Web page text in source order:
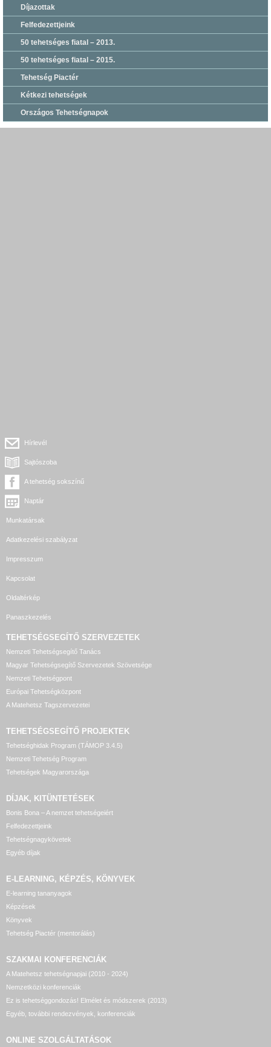
Díjazottak
Felfedezettjeink
50 tehetséges fiatal – 2013.
50 tehetséges fiatal – 2015.
Tehetség Piactér
Kétkezi tehetségek
Országos Tehetségnapok
Hírlevél
Sajtószoba
A tehetség sokszínű
Naptár
Munkatársak
Adatkezelési szabályzat
Impresszum
Kapcsolat
Oldaltérkép
Panaszkezelés
TEHETSÉGSEGÍTŐ SZERVEZETEK
Nemzeti Tehetségsegítő Tanács
Magyar Tehetségsegítő Szervezetek Szövetsége
Nemzeti Tehetségpont
Európai Tehetségközpont
A Matehetsz Tagszervezetei
TEHETSÉGSEGÍTŐ PROJEKTEK
Tehetséghidak Program (TÁMOP 3.4.5)
Nemzeti Tehetség Program
Tehetségek Magyarországa
DÍJAK, KITÜNTETÉSEK
Bonis Bona – A nemzet tehetségeiért
Felfedezettjeink
Tehetségnagykövetek
Egyéb díjak
E-LEARNING, KÉPZÉS, KÖNYVEK
E-learning tananyagok
Képzések
Könyvek
Tehetség Piactér (mentorálás)
SZAKMAI KONFERENCIÁK
A Matehetsz tehetségnapjai (2010 - 2024)
Nemzetközi konferenciák
Ez is tehetséggondozás! Elmélet és módszerek (2013)
Egyéb, további rendezvények, konferenciák
ONLINE SZOLGÁLTATÁSOK